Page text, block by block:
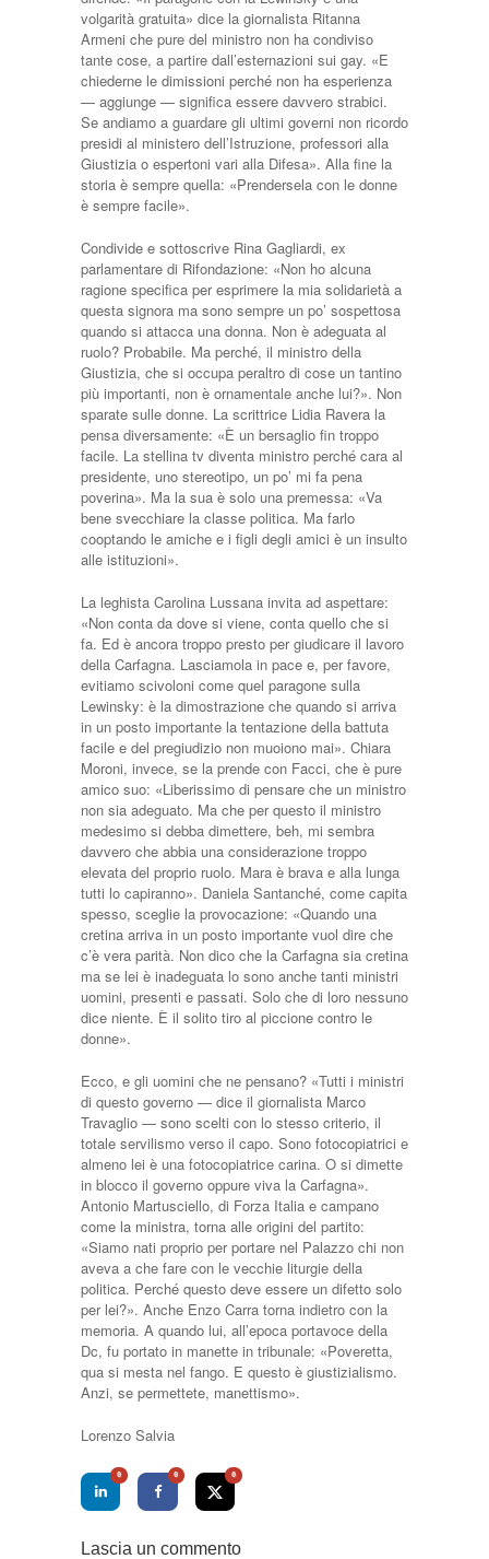
volgarità gratuita» dice la giornalista Ritanna
Armeni che pure del ministro non ha condiviso
tante cose, a partire dall’esternazioni sui gay. «E
chiederne le dimissioni perché non ha esperienza
— aggiunge — significa essere davvero strabici.
Se andiamo a guardare gli ultimi governi non ricordo
presidi al ministero dell’Istruzione, professori alla
Giustizia o espertoni vari alla Difesa». Alla fine la
storia è sempre quella: «Prendersela con le donne
è sempre facile».
Condivide e sottoscrive Rina Gagliardi, ex
parlamentare di Rifondazione: «Non ho alcuna
ragione specifica per esprimere la mia solidarietà a
questa signora ma sono sempre un po’ sospettosa
quando si attacca una donna. Non è adeguata al
ruolo? Probabile. Ma perché, il ministro della
Giustizia, che si occupa peraltro di cose un tantino
più importanti, non è ornamentale anche lui?». Non
sparate sulle donne. La scrittrice Lidia Ravera la
pensa diversamente: «È un bersaglio fin troppo
facile. La stellina tv diventa ministro perché cara al
presidente, uno stereotipo, un po’ mi fa pena
poverina». Ma la sua è solo una premessa: «Va
bene svecchiare la classe politica. Ma farlo
cooptando le amiche e i figli degli amici è un insulto
alle istituzioni».
La leghista Carolina Lussana invita ad aspettare:
«Non conta da dove si viene, conta quello che si
fa. Ed è ancora troppo presto per giudicare il lavoro
della Carfagna. Lasciamola in pace e, per favore,
evitiamo scivoloni come quel paragone sulla
Lewinsky: è la dimostrazione che quando si arriva
in un posto importante la tentazione della battuta
facile e del pregiudizio non muoiono mai». Chiara
Moroni, invece, se la prende con Facci, che è pure
amico suo: «Liberissimo di pensare che un ministro
non sia adeguato. Ma che per questo il ministro
medesimo si debba dimettere, beh, mi sembra
davvero che abbia una considerazione troppo
elevata del proprio ruolo. Mara è brava e alla lunga
tutti lo capiranno». Daniela Santanché, come capita
spesso, sceglie la provocazione: «Quando una
cretina arriva in un posto importante vuol dire che
c’è vera parità. Non dico che la Carfagna sia cretina
ma se lei è inadeguata lo sono anche tanti ministri
uomini, presenti e passati. Solo che di loro nessuno
dice niente. È il solito tiro al piccione contro le
donne».
Ecco, e gli uomini che ne pensano? «Tutti i ministri
di questo governo — dice il giornalista Marco
Travaglio — sono scelti con lo stesso criterio, il
totale servilismo verso il capo. Sono fotocopiatrici e
almeno lei è una fotocopiatrice carina. O si dimette
in blocco il governo oppure viva la Carfagna».
Antonio Martusciello, di Forza Italia e campano
come la ministra, torna alle origini del partito:
«Siamo nati proprio per portare nel Palazzo chi non
aveva a che fare con le vecchie liturgie della
politica. Perché questo deve essere un difetto solo
per lei?». Anche Enzo Carra torna indietro con la
memoria. A quando lui, all’epoca portavoce della
Dc, fu portato in manette in tribunale: «Poveretta,
qua si mesta nel fango. E questo è giustizialismo.
Anzi, se permettete, manettismo».
Lorenzo Salvia
0 0 0
Lascia un commento